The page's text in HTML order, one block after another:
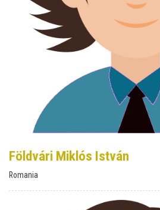
Földvári Miklós István
Romania